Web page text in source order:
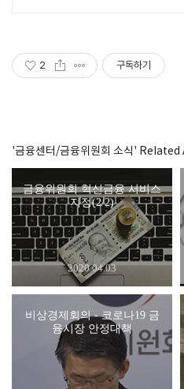
2 구독하기
'금융센터/금융위원회 소식'
금융위원회 혁신금융 서비스
지정(2/2)
2020.04.03
비상경제회의 - 코로나19 금
융시장 안정대책